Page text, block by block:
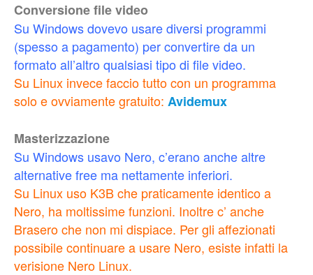
Conversione file video
Su Windows dovevo usare diversi programmi
(spesso a pagamento) per convertire da un
formato all’altro qualsiasi tipo di file video.
Su Linux invece faccio tutto con un programma
solo e ovviamente gratuito: Avidemux
Masterizzazione
Su Windows usavo Nero, c’erano anche altre
alternative free ma nettamente inferiori.
Su Linux uso K3B che praticamente identico a
Nero, ha moltissime funzioni. Inoltre c’ anche
Brasero che non mi dispiace. Per gli affezionati
possibile continuare a usare Nero, esiste infatti la
verisione Nero Linux.